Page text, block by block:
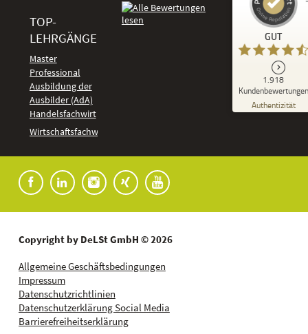
TOP-
LEHRGÄNGE
Master
Professional
Ausbildung der
Ausbilder (AdA)
Handelsfachwirt
Wirtschaftsfachwirt
GUT
1.918
Kundenbewertungen
Authentizität
Kundenbewertungen und Erfahrungen zu
DeLSt - Deutsches eLearning Studieninstitut
92
%
Empfehlungen auf
ProvenExpert.com
anderen Quellen
Copyright by DeLSt GmbH © 2026
Allgemeine Geschäftsbedingungen
Impressum
Datenschutzrichtlinien
Datenschutzerklärung Social Media
Barrierefreiheitserklärung